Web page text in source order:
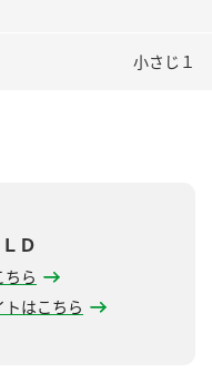
小さじ１
Ｄ
ちら
トはこちら